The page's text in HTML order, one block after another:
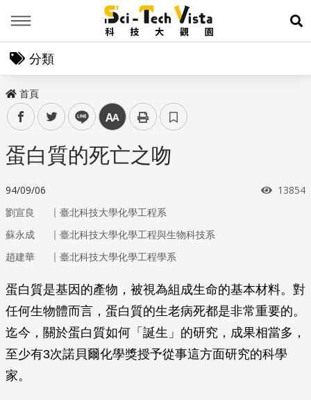
展
分類
首頁
facebooktwitter line 中
蛋白質的死亡之吻
94/09/06 瀏覽次
13854
劉宣良 ｜ 臺北科技大學化學工程系
蘇永成
｜ 臺北科技大學化學工程與生物科技系
趙建華
｜ 臺北科技大學化學工程學系
蛋白質是基因的產物，被視為組成生命的基本材料。對
任何生物體而言，蛋白質的生老病死都是非常重要的。
迄今，關於蛋白質如何「誕生」的研究，成果相當多，
至少有3次諾貝爾化學獎授予從事這方面研究的科學
家。